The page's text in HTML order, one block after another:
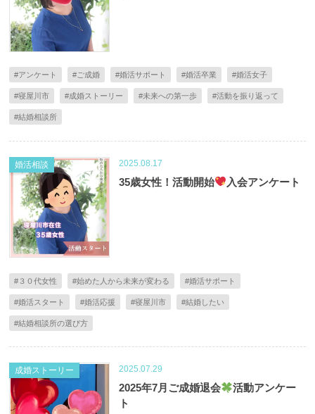
#アンケート #ご成婚 #婚活サポート #婚活卒業 #婚活女子
#寝屋川市 #成婚ストーリー #未来への第一歩 #活動を振り返って
#結婚相談所
2025.08.17
婚活相談
35歳女性！活動開始 入会アンケート
#３０代女性 #始めた人から未来が変わる #婚活サポート
#婚活スタート #婚活応援 #寝屋川市 #結婚したい
#結婚相談所の選び方
2025.07.29
成婚ストーリー
2025年7月ご成婚退会
活動アンケー
ト